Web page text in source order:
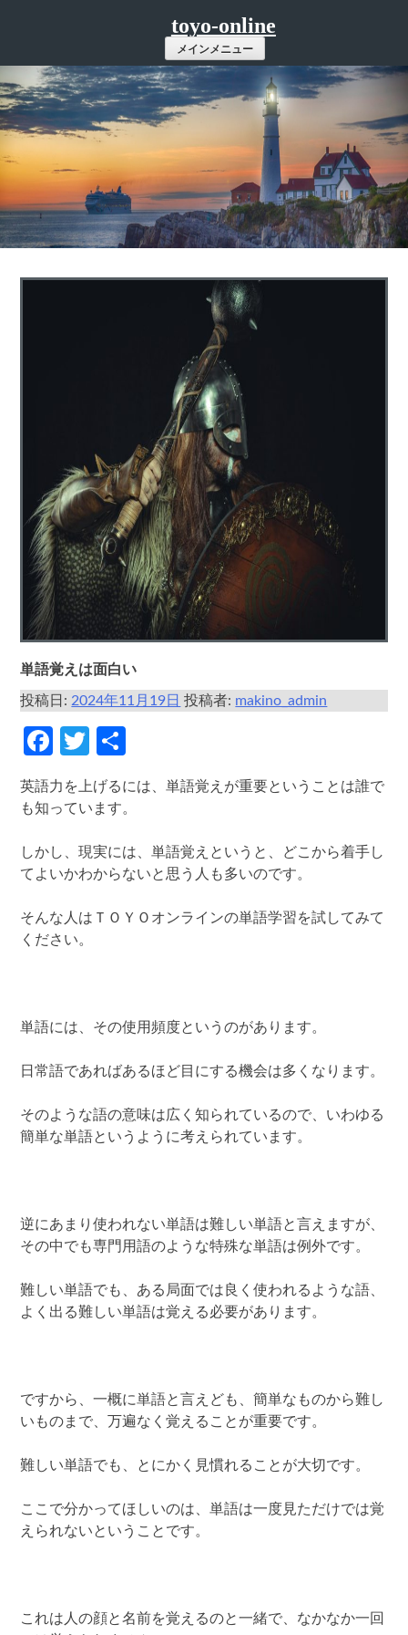
ツ
へ
ス
キ
ッ
プ
toyo-online
メインメニュー
単語覚えは面白い
投稿日:2024年11月19日 投稿者: makino_admin
Facebook
Twitter
英語力を上げるには、単語覚えが重要ということは誰で
も知っています。
しかし、現実には、単語覚えというと、どこから着手し
てよいかわからないと思う人も多いのです。
そんな人はＴＯＹＯオンラインの単語学習を試してみて
ください。
単語には、その使用頻度というのがあります。
日常語であればあるほど目にする機会は多くなります。
そのような語の意味は広く知られているので、いわゆる
簡単な単語というように考えられています。
逆にあまり使われない単語は難しい単語と言えますが、
その中でも専門用語のような特殊な単語は例外です。
難しい単語でも、ある局面では良く使われるような語、
よく出る難しい単語は覚える必要があります。
ですから、一概に単語と言えども、簡単なものから難し
いものまで、万遍なく覚えることが重要です。
難しい単語でも、とにかく見慣れることが大切です。
ここで分かってほしいのは、単語は一度見ただけでは覚
えられないということです。
これは人の顔と名前を覚えるのと一緒で、なかなか一回